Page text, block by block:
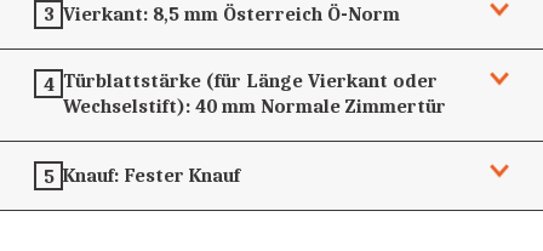
3 Vierkant: 8,5 mm Österreich Ö-Norm
4 Türblattstärke (für Länge Vierkant oder
Wechselstift):40 mm Normale Zimmertür
5 Knauf: Fester Knauf